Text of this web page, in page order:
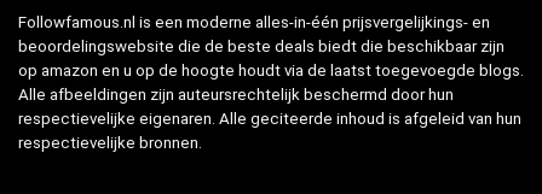
Followfamous.nl is een moderne alles-in-één prijsvergelijkings- en
beoordelingswebsite die de beste deals biedt die beschikbaar zijn
op amazon en u op de hoogte houdt via de laatst toegevoegde blogs.
Alle afbeeldingen zijn auteursrechtelijk beschermd door hun
respectievelijke eigenaren. Alle geciteerde inhoud is afgeleid van hun
respectievelijke bronnen.